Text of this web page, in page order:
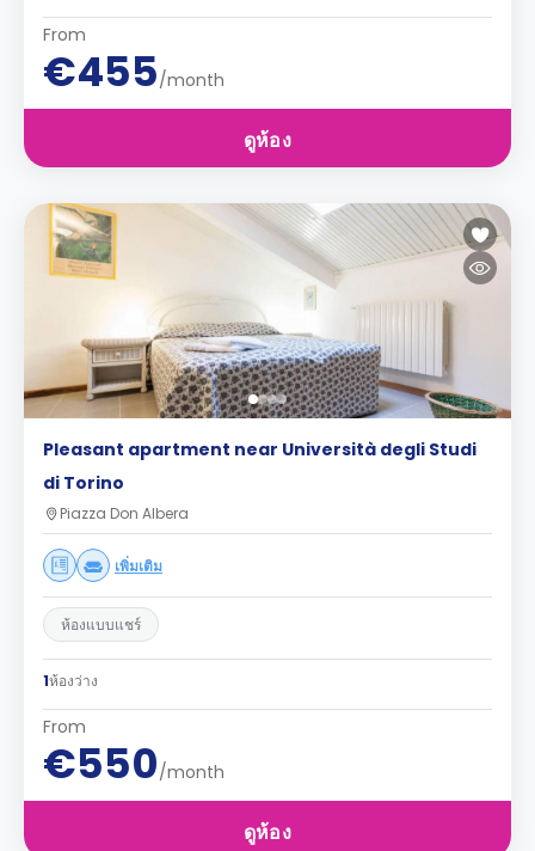
From
€455/month
ดูห้อง
Pleasant apartment near Università degli Studi
di Torino
Piazza Don Albera
เพิ่มเติม
ห้องแบบแชร์
1ห้องว่าง
From
€550/month
ดูห้อง